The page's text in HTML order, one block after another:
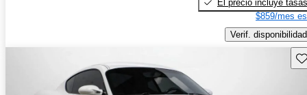
El precio incluye tasas
$859/mes
Verif. disponibilidad